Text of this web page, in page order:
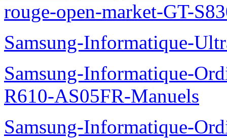
rouge-open-market-GT-
Samsung-Informatique-
Samsung-Informatique-
R610-AS05FR-Manuels
Samsung-Informatique-